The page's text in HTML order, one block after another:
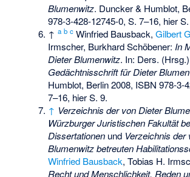
Blumenwitz. Duncker & Humblot,
978-3-428-12745-0, S. 7–16, hier
↑a b c Winfried Bausback,Gilbert
Irmscher, Burkhard Schöbener: In
Dieter Blumenwitz. In: Ders.
Gedächtnisschrift für Dieter
Humblot, Berlin 2008, ISBN 978-3-
7–16, hier S. 9.
↑ Verzeichnis der von Dieter
Würzburger Juristischen Fakultät
Dissertationen und Verzeichnis der
Blumenwitz betreuten
Winfried Bausback, Tobias H.
Recht und Menschlichkeit. Reden